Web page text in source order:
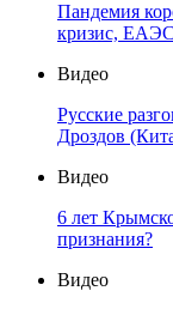
Пандемия
кризис,
Видео
Русские
Дроздов
Видео
6 лет
признания?
Видео